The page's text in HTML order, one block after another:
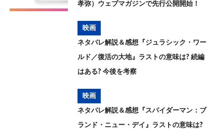
孝弥）ウェブマガジンで先行公開開始！
映画
ネタバレ解説＆感想『ジュラシック・ワー
ルド／復活の大地』ラストの意味は? 続編
はある? 今後を考察
映画
ネタバレ解説＆感想『スパイダーマン：ブ
ランド・ニュー・デイ』ラストの意味は?